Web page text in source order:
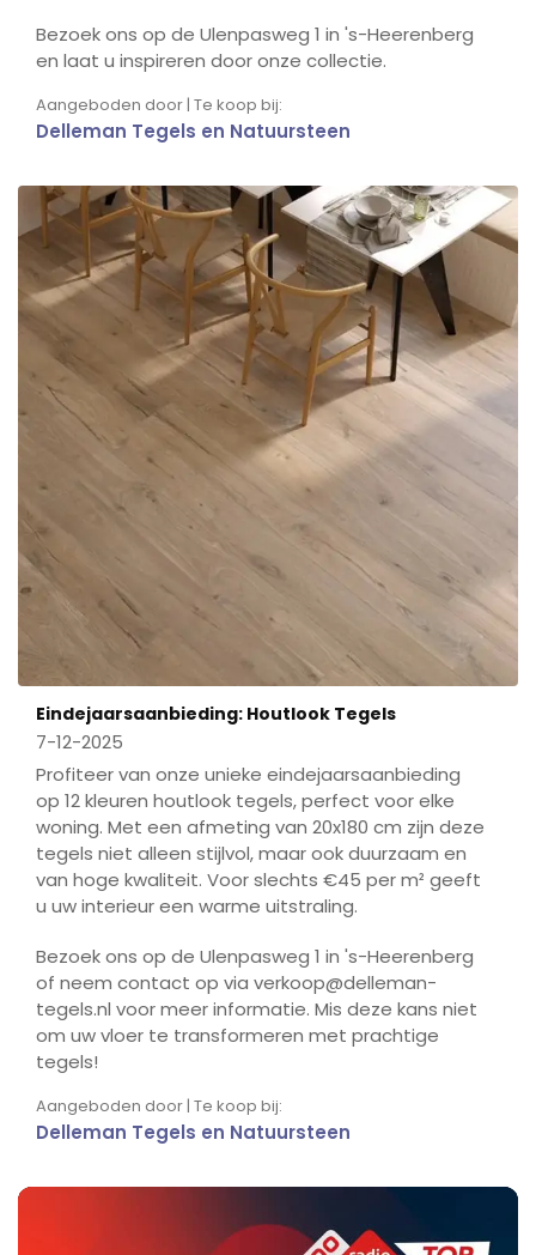
Bezoek ons op de Ulenpasweg 1 in 's-Heerenberg
en laat u inspireren door onze collectie.
Aangeboden door | Te koop bij:
Delleman Tegels en Natuursteen
Eindejaarsaanbieding: Houtlook Tegels
7-12-2025
Profiteer van onze unieke eindejaarsaanbieding
op 12 kleuren houtlook tegels, perfect voor elke
woning. Met een afmeting van 20x180 cm zijn deze
tegels niet alleen stijlvol, maar ook duurzaam en
van hoge kwaliteit. Voor slechts €45 per m² geeft
u uw interieur een warme uitstraling.
Bezoek ons op de Ulenpasweg 1 in 's-Heerenberg
of neem contact op via verkoop@delleman-
tegels.nl voor meer informatie. Mis deze kans niet
om uw vloer te transformeren met prachtige
tegels!
Aangeboden door | Te koop bij:
Delleman Tegels en Natuursteen